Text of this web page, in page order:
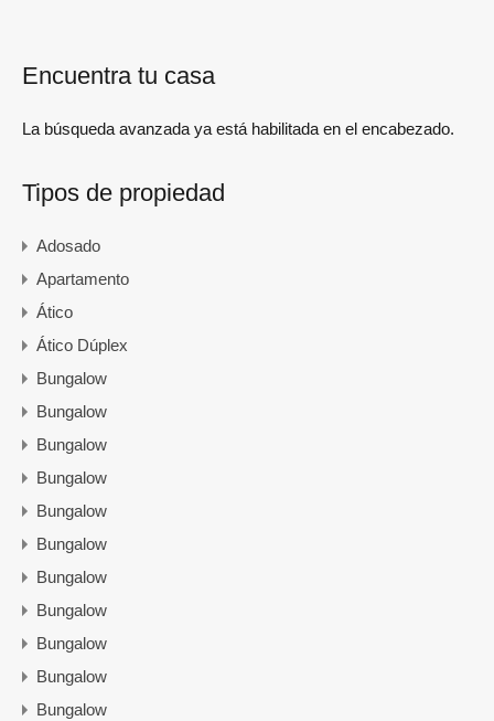
Encuentra tu casa
La búsqueda avanzada ya está habilitada en el encabezado.
Tipos de propiedad
Adosado
Apartamento
Ático
Ático Dúplex
Bungalow
Bungalow
Bungalow
Bungalow
Bungalow
Bungalow
Bungalow
Bungalow
Bungalow
Bungalow
Bungalow